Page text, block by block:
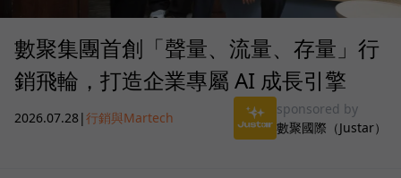
數聚集團首創「聲量、流量、存量」行
銷飛輪，打造企業專屬 AI 成長引擎
2026.07.28|行銷與Martech
sponsored by
數聚國際（Justar）